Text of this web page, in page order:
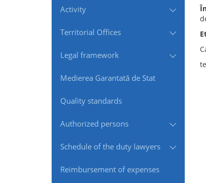
Activity
Territorial Offices
Legal framework
Medierea Garantată de Stat
Quality standards
Authorized persons
Schedule of the duty lawyers
Reimbursement of expenses